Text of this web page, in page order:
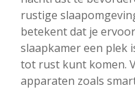
rustige
betekent dat je
slaapkamer een plek
tot rust kunt komen.
apparaten zoals